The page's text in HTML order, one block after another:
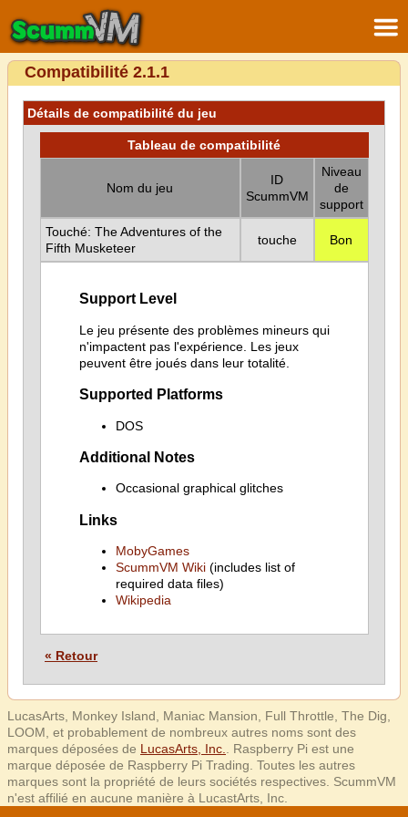
Compatibilité 2.1.1
Détails de compatibilité du jeu
Tableau de compatibilité
Nom du jeu
ID
ScummVM
Niveau
de
support
Touché: The Adventures of the
Fifth Musketeer
touche Bon
Support Level
Le jeu présente des problèmes mineurs qui
n'impactent pas l'expérience. Les jeux
peuvent être joués dans leur totalité.
Supported Platforms
DOS
Additional Notes
Occasional graphical glitches
Links
MobyGames
ScummVM Wiki(includes list of
required data files)
Wikipedia
« Retour
LucasArts, Monkey Island, Maniac Mansion, Full Throttle, The Dig,
LOOM, et probablement de nombreux autres noms sont des
marques déposées de LucasArts, Inc.
. Raspberry Pi est une
marque déposée de Raspberry Pi Trading. Toutes les autres
marques sont la propriété de leurs sociétés respectives. ScummVM
n'est affilié en aucune manière à LucastArts, Inc.